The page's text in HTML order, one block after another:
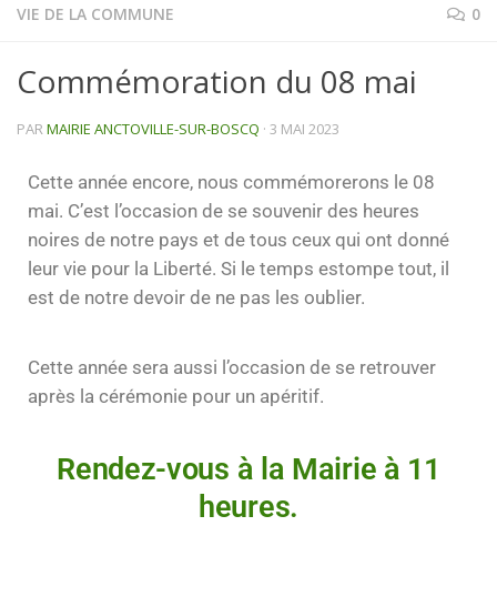
VIE DE LA COMMUNE 0
Commémoration du 08 mai
PARMAIRIE ANCTOVILLE-SUR-BOSCQ · 3 MAI 2023
Cette année encore, nous commémorerons le 08
mai. C’est l’occasion de se souvenir des heures
noires de notre pays et de tous ceux qui ont donné
leur vie pour la Liberté. Si le temps estompe tout, il
est de notre devoir de ne pas les oublier.
Cette année sera aussi l’occasion de se retrouver
après la cérémonie pour un apéritif.
Rendez-vous à la Mairie à 11
heures.